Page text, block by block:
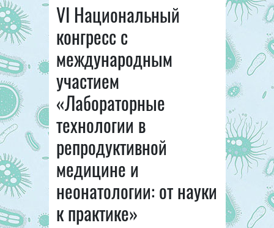
VI Национальный
конгресс с
международным
участием
«Лабораторные
технологии в
репродуктивной
медицине и
неонатологии: от науки
к практике»